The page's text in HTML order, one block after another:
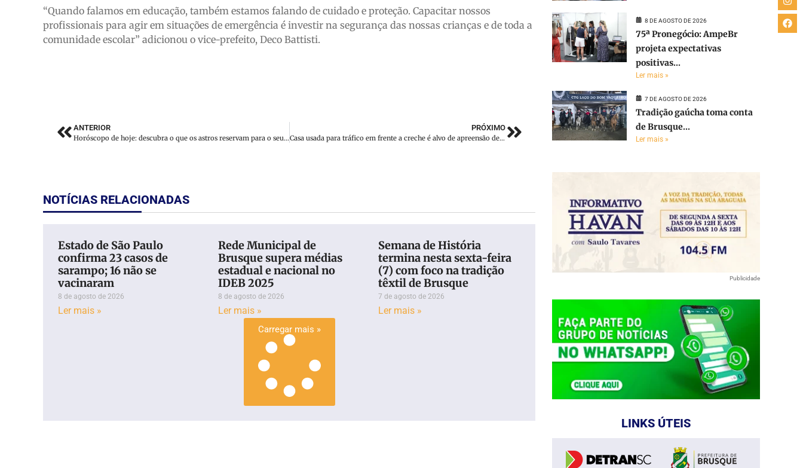
“Quando falamos em educação, também estamos falando de cuidado e proteção. Capacitar nossos
profissionais para agir em situações de emergência é investir na segurança das nossas crianças e de toda a
comunidade escolar” adicionou o vice-prefeito, Deco Battisti.
ANTERIOR
Horóscopo de hoje: descubra o que os astros reservam para o seu signo em 16 de maio, sábado
PRÓXIMO
Casa usada para tráfico em frente a creche é alvo de apreensão de maconha
NOTÍCIAS RELACIONADAS
Estado de São Paulo
confirma 23 casos de
sarampo; 16 não se
vacinaram
8 de agosto de 2026
Ler mais »
Rede Municipal de
Brusque supera médias
estadual e nacional no
IDEB 2025
8 de agosto de 2026
Ler mais »
Semana de História
termina nesta sexta-feira
(7) com foco na tradição
têxtil de Brusque
7 de agosto de 2026
Ler mais »
Carregar mais »
8 DE AGOSTO DE 2026
75ª Pronegócio: AmpeBr
projeta expectativas
positivas...
Ler mais »
7 DE AGOSTO DE 2026
Tradição gaúcha toma conta
de Brusque...
Ler mais »
Publicidade
LINKS ÚTEIS